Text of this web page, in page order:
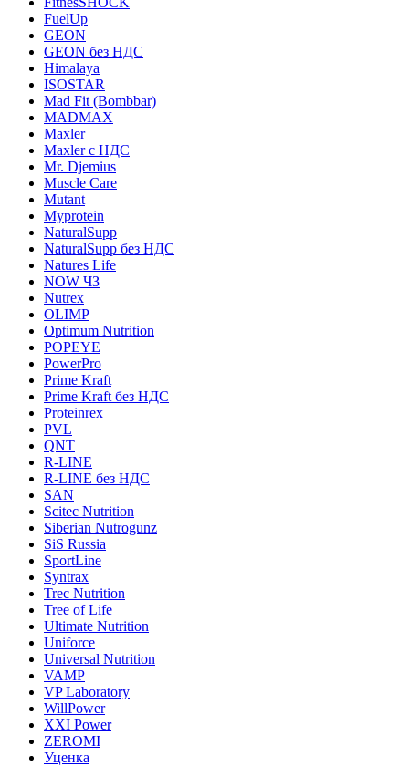
FuelUp
GEON
GEON без НДС
Himalaya
ISOSTAR
Mad Fit (Bombbar)
MADMAX
Maxler
Maxler с НДС
Mr. Djemius
Muscle Care
Mutant
Myprotein
NaturalSupp
NaturalSupp без НДС
Natures Life
NOW ЧЗ
Nutrex
OLIMP
Optimum Nutrition
POPEYE
PowerPro
Prime Kraft
Prime Kraft без НДС
Proteinrex
PVL
QNT
R-LINE
R-LINE без НДС
SAN
Scitec Nutrition
Siberian Nutrogunz
SiS Russia
SportLine
Syntrax
Trec Nutrition
Tree of Life
Ultimate Nutrition
Uniforce
Universal Nutrition
VAMP
VP Laboratory
WillPower
XXI Power
ZEROMI
Уценка